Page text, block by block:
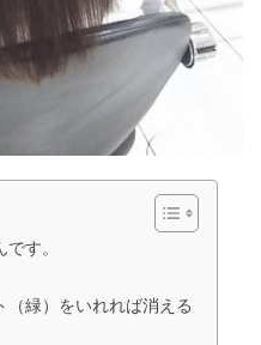
す。
緑）をいれれば消える